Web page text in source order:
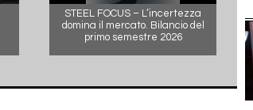
STEEL FOCUS – L’incertezza
domina il mercato. Bilancio del
primo semestre 2026